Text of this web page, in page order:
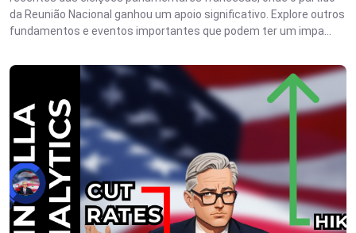
da Reunião Nacional ganhou um apoio significativo. Explore outros
fundamentos e eventos importantes que podem ter um impa...